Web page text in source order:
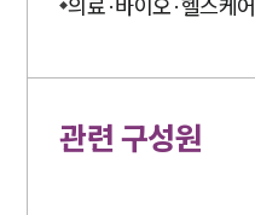
의료·바이오·헬스케
관련 구성원